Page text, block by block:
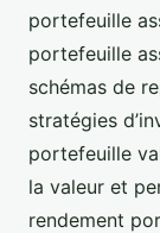
portefeuille
portefeuille
schémas de
stratégies
portefeuille
la valeur et
rendement